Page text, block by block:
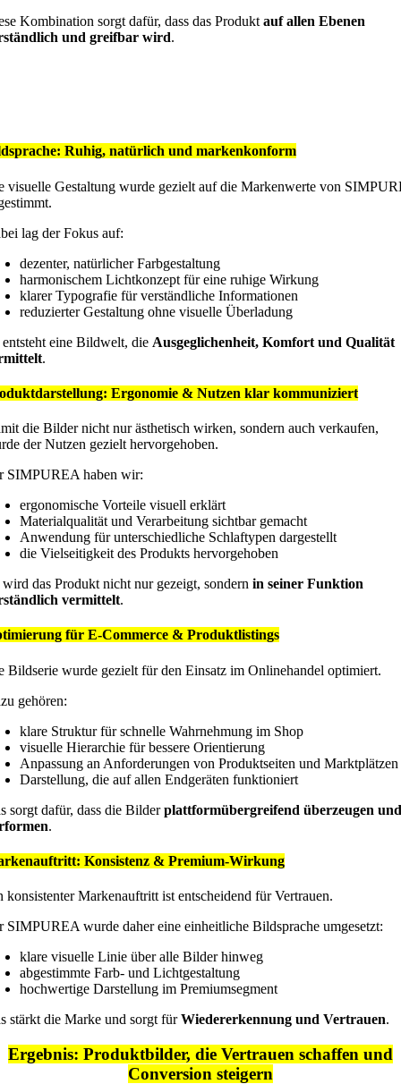
Kombination sorgt dafür, dass das Produkt auf allen Ebenen
und greifbar wird.
Ruhig, natürlich und markenkonform
visuelle Gestaltung wurde gezielt auf die Markenwerte von
lag der Fokus auf:
dezenter, natürlicher Farbgestaltung
harmonischem Lichtkonzept für eine ruhige Wirkung
klarer Typografie für verständliche Informationen
reduzierter Gestaltung ohne visuelle Überladung
entsteht eine Bildwelt, die Ausgeglichenheit, Komfort und Qualität
.
Ergonomie & Nutzen klar kommuniziert
die Bilder nicht nur ästhetisch wirken, sondern auch verkaufen,
der Nutzen gezielt hervorgehoben.
SIMPUREA haben wir:
ergonomische Vorteile visuell erklärt
Materialqualität und Verarbeitung sichtbar gemacht
Anwendung für unterschiedliche Schlaftypen dargestellt
die Vielseitigkeit des Produkts hervorgehoben
wird das Produkt nicht nur gezeigt, sondern in seiner Funktion
vermittelt.
für E-Commerce & Produktlistings
Bildserie wurde gezielt für den Einsatz im Onlinehandel optimiert.
gehören:
klare Struktur für schnelle Wahrnehmung im Shop
visuelle Hierarchie für bessere Orientierung
Anpassung an Anforderungen von Produktseiten und Marktplätzen
Darstellung, die auf allen Endgeräten funktioniert
sorgt dafür, dass die Bilderplattformübergreifend überzeugen und
.
Konsistenz & Premium-Wirkung
konsistenter Markenauftritt ist entscheidend für Vertrauen.
SIMPUREA wurde daher eine einheitliche Bildsprache umgesetzt:
klare visuelle Linie über alle Bilder hinweg
abgestimmte Farb- und Lichtgestaltung
hochwertige Darstellung im Premiumsegment
stärkt die Marke und sorgt fürWiedererkennung und Vertrauen.
Ergebnis: Produktbilder, die Vertrauen schaffen und
Conversion steigern